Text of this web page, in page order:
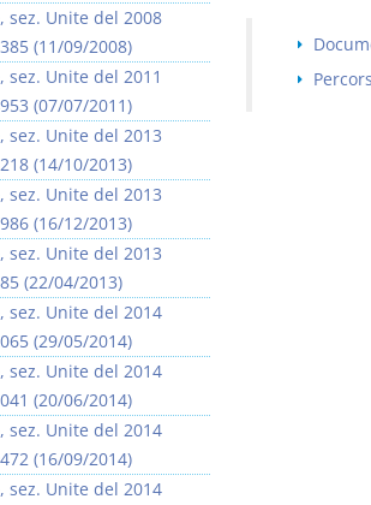
sez. Unite del 2008
(11/09/2008)
sez. Unite del 2011
(07/07/2011)
sez. Unite del 2013
(14/10/2013)
sez. Unite del 2013
(16/12/2013)
sez. Unite del 2013
(22/04/2013)
sez. Unite del 2014
(29/05/2014)
sez. Unite del 2014
(20/06/2014)
sez. Unite del 2014
(16/09/2014)
sez. Unite del 2014
Rapporto e
relazione giuridica
D. Minussi
Versione ebook
(iva incl.)